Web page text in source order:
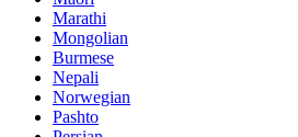
Marathi
Mongolian
Burmese
Nepali
Norwegian
Pashto